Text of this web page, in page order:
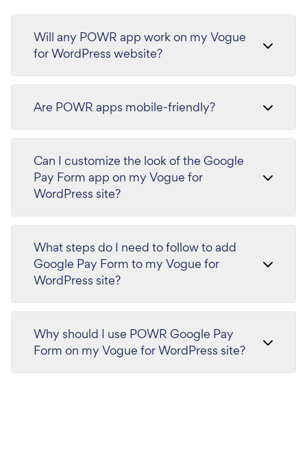
Will any POWR app work on my Vogue
for WordPress website?
Are POWR apps mobile-friendly?
Can I customize the look of the Google
Pay Form app on my Vogue for
WordPress site?
What steps do I need to follow to add
Google Pay Form to my Vogue for
WordPress site?
Why should I use POWR Google Pay
Form on my Vogue for WordPress site?